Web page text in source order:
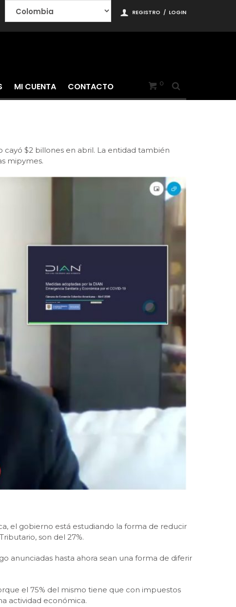
REGISTRO / LOGIN
0
MI CUENTA CONTACTO
$2 billones en abril. La entidad también
mipymes.
el gobierno está estudiando la forma de reducir
son del 27%.
anunciadas hasta ahora sean una forma de diferir
el 75% del mismo tiene que con impuestos
actividad económica.